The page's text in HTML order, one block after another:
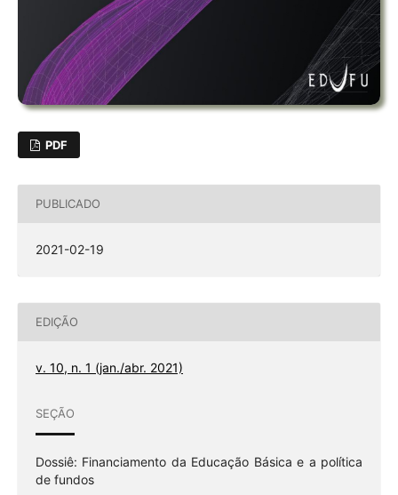
PDF
PUBLICADO
2021-02-19
EDIÇÃO
v. 10, n. 1 (jan./abr. 2021)
SEÇÃO
Dossiê: Financiamento da Educação Básica e a política
de fundos